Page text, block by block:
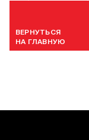
ВЕРНУТЬСЯ
НА ГЛАВНУЮ